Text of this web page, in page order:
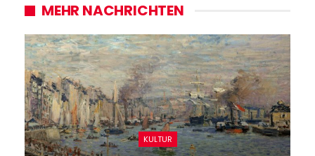
MEHR NACHRICHTEN
KULTUR